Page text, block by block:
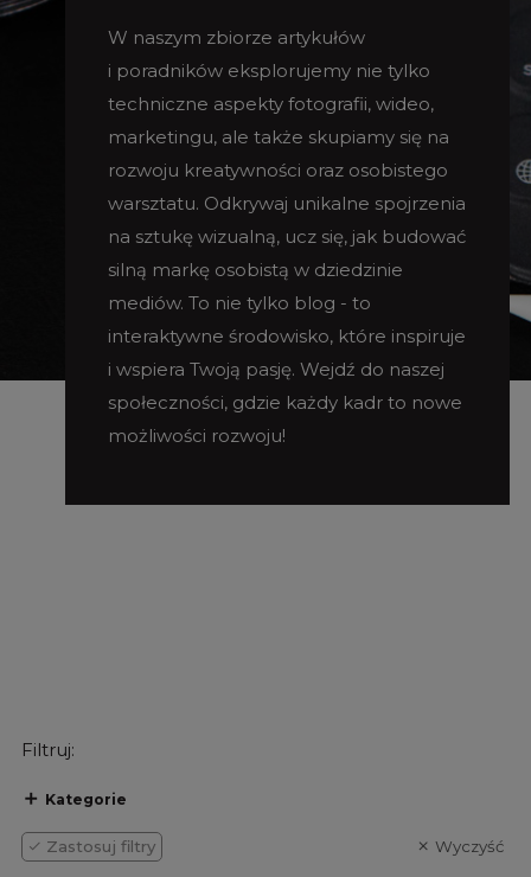
W naszym zbiorze artykułów
i poradników eksplorujemy nie tylko
techniczne aspekty fotografii, wideo,
marketingu, ale także skupiamy się na
rozwoju kreatywności oraz osobistego
warsztatu. Odkrywaj unikalne spojrzenia
na sztukę wizualną, ucz się, jak budować
silną markę osobistą w dziedzinie
mediów. To nie tylko blog - to
interaktywne środowisko, które inspiruje
i wspiera Twoją pasję. Wejdź do naszej
społeczności, gdzie każdy kadr to nowe
możliwości rozwoju!
Filtruj:
Kategorie
Zastosuj filtry Wyczyść